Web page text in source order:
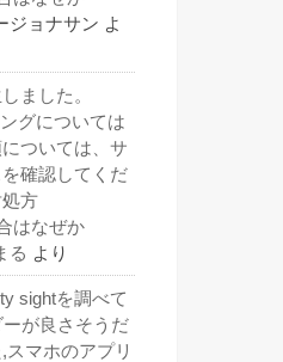
ジョナサン よ
ました。
グについては
ついては、サ
確認してくだ
方
はなぜか
る より
sightを調べて
が良さそうだ
マホのアプリ